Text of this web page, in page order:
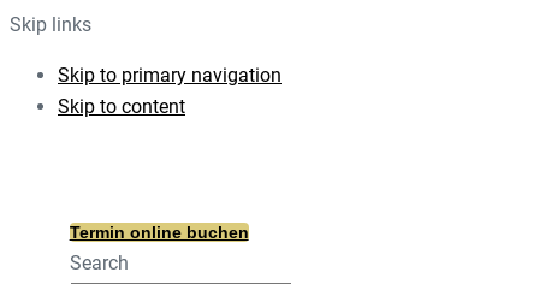
Skip links
Skip to primary navigation
Skip to content
Termin online buchen
Search